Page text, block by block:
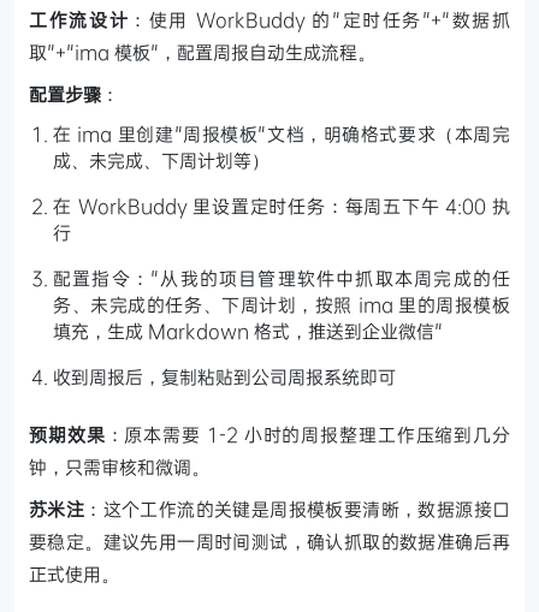
工作流设计 ：使用 WorkBuddy 的"定时任务"+"数据抓
取"+"ima 模板"，配置周报自动生成流程。
配置步骤 ：
在 ima 里创建"周报模板"文档，明确格式要求（本周完
成、未完成、下周计划等）
在 WorkBuddy 里设置定时任务：每周五下午 4:00 执
行
配置指令："从我的项目管理软件中抓取本周完成的任
务、未完成的任务、下周计划，按照 ima 里的周报模板
填充，生成 Markdown 格式，推送到企业微信"
收到周报后，复制粘贴到公司周报系统即可
预期效果 ：原本需要 1-2 小时的周报整理工作压缩到几分
钟，只需审核和微调。
苏米注 ：这个工作流的关键是周报模板要清晰，数据源接口
要稳定。建议先用一周时间测试，确认抓取的数据准确后再
正式使用。